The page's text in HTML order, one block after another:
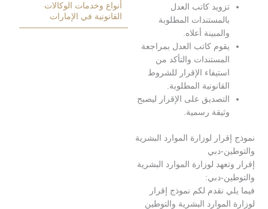
كاتب العدل
المطلوبة
أعلاه.
كاتب العدل بمراجعة
والتأكد من
الإقرار للشروط
المطلوبة.
على الإقرار ليصبح
رسمية.
لوزارة الموارد البشرية
دبي
لوزارة الموارد البشرية
دبي:
نقدم لكم نموذج إقرار
البشرية والتوطين
أنواع وخدمات الوكالات
القانونية في الإمارات